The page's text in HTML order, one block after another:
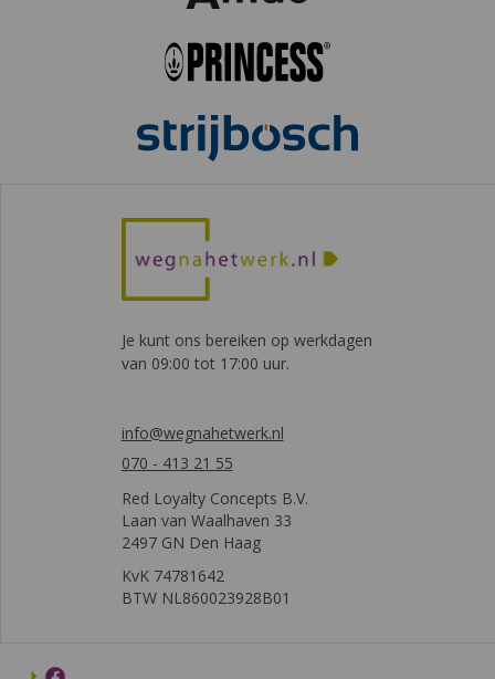
Je kunt ons bereiken op werkdagen
van 09:00 tot 17:00 uur.
info@wegnahetwerk.nl
070 - 413 21 55
Red Loyalty Concepts B.V.
Laan van Waalhaven 33
2497 GN Den Haag
KvK 74781642
BTW NL860023928B01